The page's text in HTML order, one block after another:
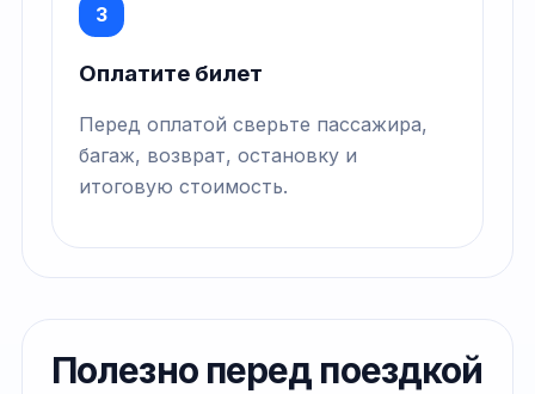
3
Оплатите билет
Перед оплатой сверьте пассажира,
багаж, возврат, остановку и
итоговую стоимость.
Полезно перед поездкой